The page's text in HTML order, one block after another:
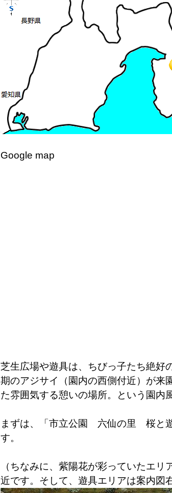
Google map
芝生広場や遊具は、ちびっ子たち絶好
期のアジサイ（園内の西側付近）が来
た雰囲気する憩いの場所。という園内
まずは、「市立公園 六仙の里 桜と
す。
（ちなみに、紫陽花が彩っていたエ
近です。そして、遊具エリアは案内図